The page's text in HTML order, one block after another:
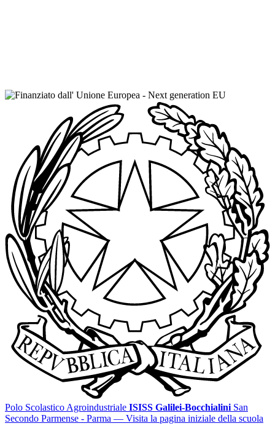
Polo Scolastico Agroindustriale ISISS Galilei-Bocchialini San
Secondo Parmense - Parma — Visita la pagina iniziale della scuola